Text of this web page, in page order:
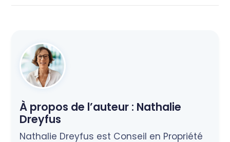
À propos de l’auteur : Nathalie
Dreyfus
Nathalie Dreyfus est Conseil en Propriété